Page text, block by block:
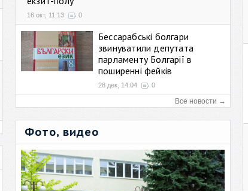
16 окт, 11:13 0
Бессарабські болгари
звинуватили депутата
парламенту Болгарії в
поширенні фейків
28 дек, 14:04 0
Все новости →
Фото, видео